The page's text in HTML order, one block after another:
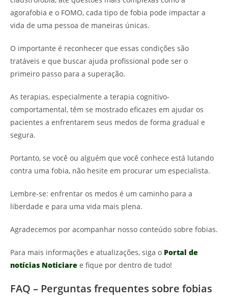
agorafobia e o FOMO, cada tipo de fobia pode impactar a
vida de uma pessoa de maneiras únicas.
O importante é reconhecer que essas condições são
tratáveis e que buscar ajuda profissional pode ser o
primeiro passo para a superação.
As terapias, especialmente a terapia cognitivo-
comportamental, têm se mostrado eficazes em ajudar os
pacientes a enfrentarem seus medos de forma gradual e
segura.
Portanto, se você ou alguém que você conhece está lutando
contra uma fobia, não hesite em procurar um especialista.
Lembre-se: enfrentar os medos é um caminho para a
liberdade e para uma vida mais plena.
Agradecemos por acompanhar nosso conteúdo sobre fobias.
Para mais informações e atualizações, siga o Portal de
notícias Noticiare e fique por dentro de tudo!
FAQ – Perguntas frequentes sobre fobias